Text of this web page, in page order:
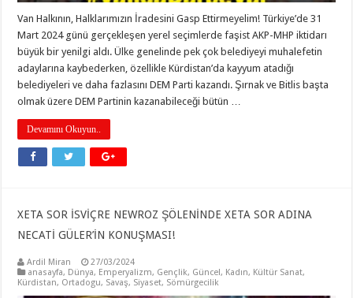
Van Halkının, Halklarımızın İradesini Gasp Ettirmeyelim! Türkiye’de 31
Mart 2024 günü gerçekleşen yerel seçimlerde faşist AKP-MHP iktidarı
büyük bir yenilgi aldı. Ülke genelinde pek çok belediyeyi muhalefetin
adaylarına kaybederken, özellikle Kürdistan’da kayyum atadığı
belediyeleri ve daha fazlasını DEM Parti kazandı. Şırnak ve Bitlis başta
olmak üzere DEM Partinin kazanabileceği bütün …
Devamını Okuyun..
XETA SOR İSVİÇRE NEWROZ ŞÖLENİNDE XETA SOR ADINA
NECATİ GÜLER’İN KONUŞMASI!
Ardil Miran
27/03/2024
anasayfa, Dünya, Emperyalizm, Gençlik, Güncel, Kadın, Kültür Sanat,
Kürdistan, Ortadogu, Savaş, Siyaset, Sömürgecilik